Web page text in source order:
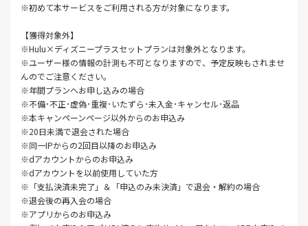
※初めて本サービスをご利用される方が対象になります。
【獲得対象外】
※Hulu×ディズニープラスセットプランは対象外となります。
※ユーザー様の情報の計測も不可となりますので、予定反映もされませ
んのでご注意ください。
※年間プランへお申し込みの場合
※不備･不正･虚偽･重複･いたずら･未入金･キャンセル･返品
※本キャンペーンページ以外からのお申込み
※20日未満で退会された場合
※同一IPからの2回目以降のお申込み
※dアカウントからのお申込み
※dアカウントを以前使用していた方
※「支払決済未完了」＆「申込のみ未決済」で退会・解約の場合
※退会後の再入会の場合
※アプリからのお申込み